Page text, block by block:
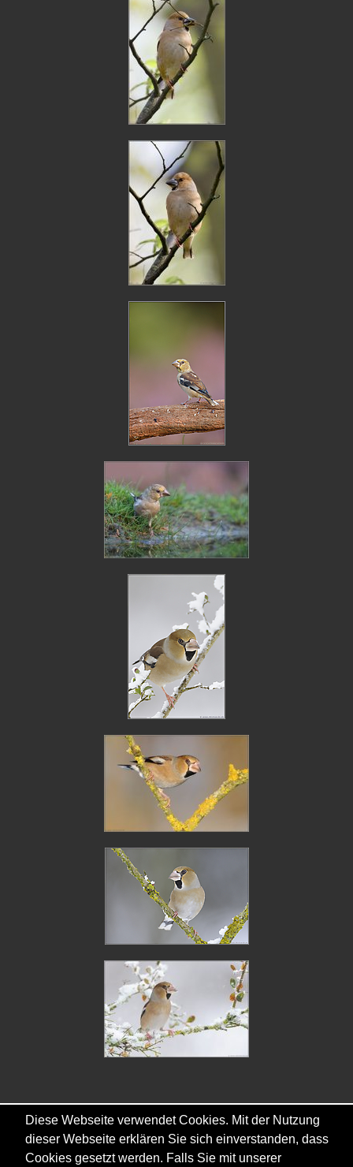
Copyright © - 2026 - Gordana & Ralf Kistowski
Diese Webseite verwendet Cookies. Mit der Nutzung
dieser Webseite erklären Sie sich einverstanden, dass
Cookies gesetzt werden. Falls Sie mit unserer